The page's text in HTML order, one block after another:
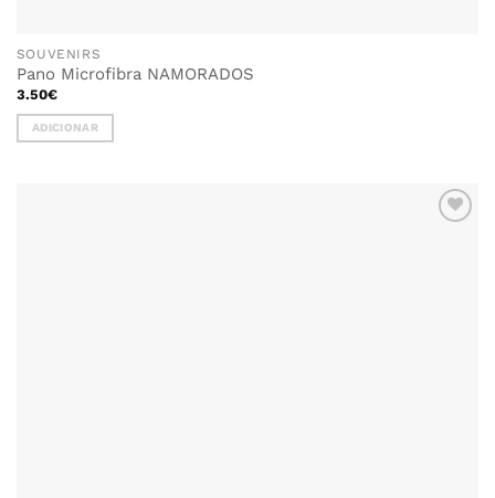
SOUVENIRS
Pano Microfibra NAMORADOS
3.50€
ADICIONAR